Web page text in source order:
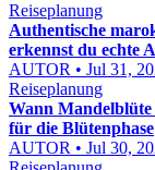
Reiseplanung
Authentische
erkennst du echte
AUTOR • Jul 31,
Reiseplanung
Wann
für die Blütenphase
AUTOR • Jul 30,